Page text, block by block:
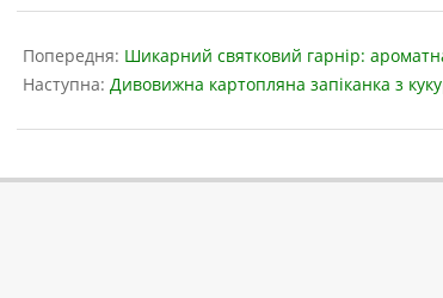
05-
01
Попередня: Шикарний святковий гарнір:
Наступна: Дивовижна картопляна запіканка з